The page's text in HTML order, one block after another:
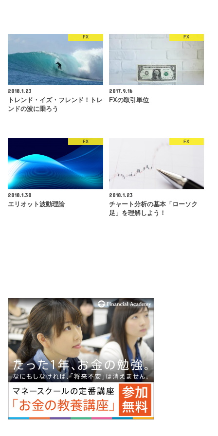
FX
2018.1.23
トレンド・イズ・フレンド！トレ
ンドの波に乗ろう
FX
2017.9.16
FXの取引単位
FX
2018.1.30
エリオット波動理論
FX
2018.1.23
チャート分析の基本「ローソク
足」を理解しよう！